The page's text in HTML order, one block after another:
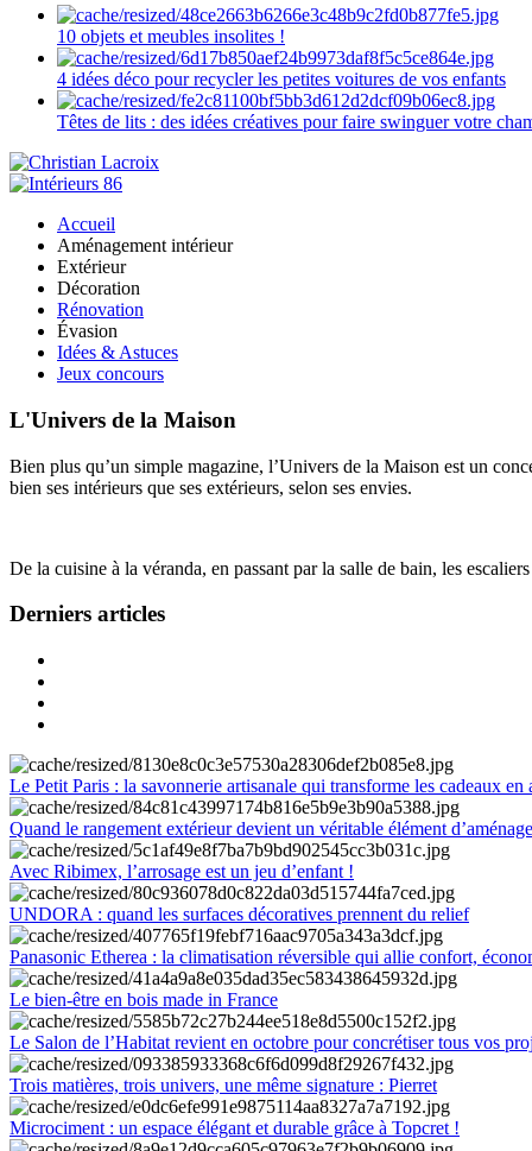
10 objets et meubles insolites !
4 idées déco pour recycler les petites voitures de vos enfants
Têtes de lits : des idées créatives pour faire swinguer votre
Accueil
Aménagement intérieur
Extérieur
Décoration
Rénovation
Évasion
Idées & Astuces
Jeux concours
L'Univers de la Maison
Bien plus qu’un simple magazine, l’Univers de la Maison est un
bien ses intérieurs que ses extérieurs, selon ses envies.
De la cuisine à la véranda, en passant par la salle de bain, les
Derniers articles
Le Petit Paris : la savonnerie artisanale qui transforme les cadeaux en
Quand le rangement extérieur devient un véritable élément
Avec Ribimex, l’arrosage est un jeu d’enfant !
UNDORA : quand les surfaces décoratives prennent du relief
Panasonic Etherea : la climatisation réversible qui allie confort,
Le bien-être en bois made in France
Le Salon de l’Habitat revient en octobre pour concrétiser tous vos
Trois matières, trois univers, une même signature : Pierret
Microciment : un espace élégant et durable grâce à Topcret !